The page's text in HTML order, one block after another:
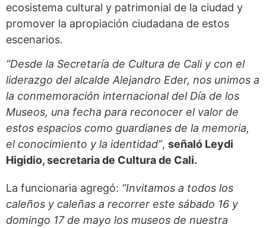
ecosistema cultural y patrimonial de la ciudad y
promover la apropiación ciudadana de estos
escenarios.
“Desde la Secretaría de Cultura de Cali y con el
liderazgo del alcalde Alejandro Eder, nos unimos a
la conmemoración internacional del Día de los
Museos, una fecha para reconocer el valor de
estos espacios como guardianes de la memoria,
el conocimiento y la identidad”, señaló Leydi
Higidio, secretaria de Cultura de Cali.
La funcionaria agregó: “Invitamos a todos los
caleños y caleñas a recorrer este sábado 16 y
domingo 17 de mayo los museos de nuestra